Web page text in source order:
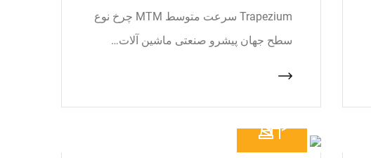
Trapezium سرعت متوسط MTM چرخ نوع
سطح جهان پیشرو صنعتی ماشین آلات…